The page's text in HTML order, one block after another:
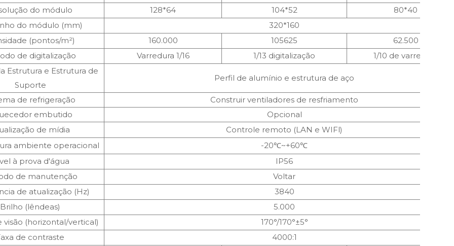
do módulo
128*64 104*52
80*40
do módulo (mm)
320*160
(pontos/m²)
160.000 105625
62.500
de digitalização
Varredura 1/16 1/13 digitalização
1/10 de varredura
Estrutura e Estrutura de
Suporte
Perfil de alumínio e estrutura de aço
de refrigeração
Construir ventiladores de resfriamento
embutido
Opcional
de mídia
Controle remoto (LAN e WIFl)
ambiente operacional
-20℃~+60℃
à prova d'água
IP56
de manutenção
Voltar
de atualização (Hz)
3840
Brilho (lêndeas)
5.000
visão (horizontal/vertical)
170°/170°±5°
de contraste
4000:1